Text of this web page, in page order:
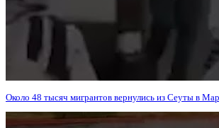
Около 48 тысяч мигрантов вернулись из Сеуты в